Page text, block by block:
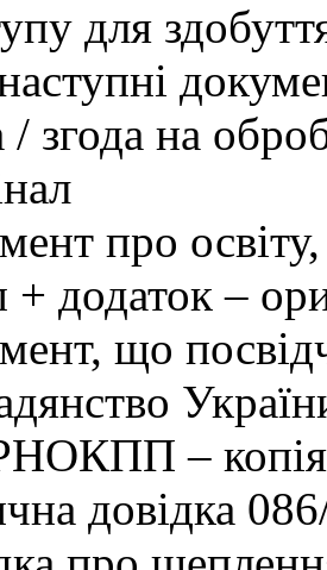
для
/ згода на
про освіту,
+ додаток –
що
– копія
довідка